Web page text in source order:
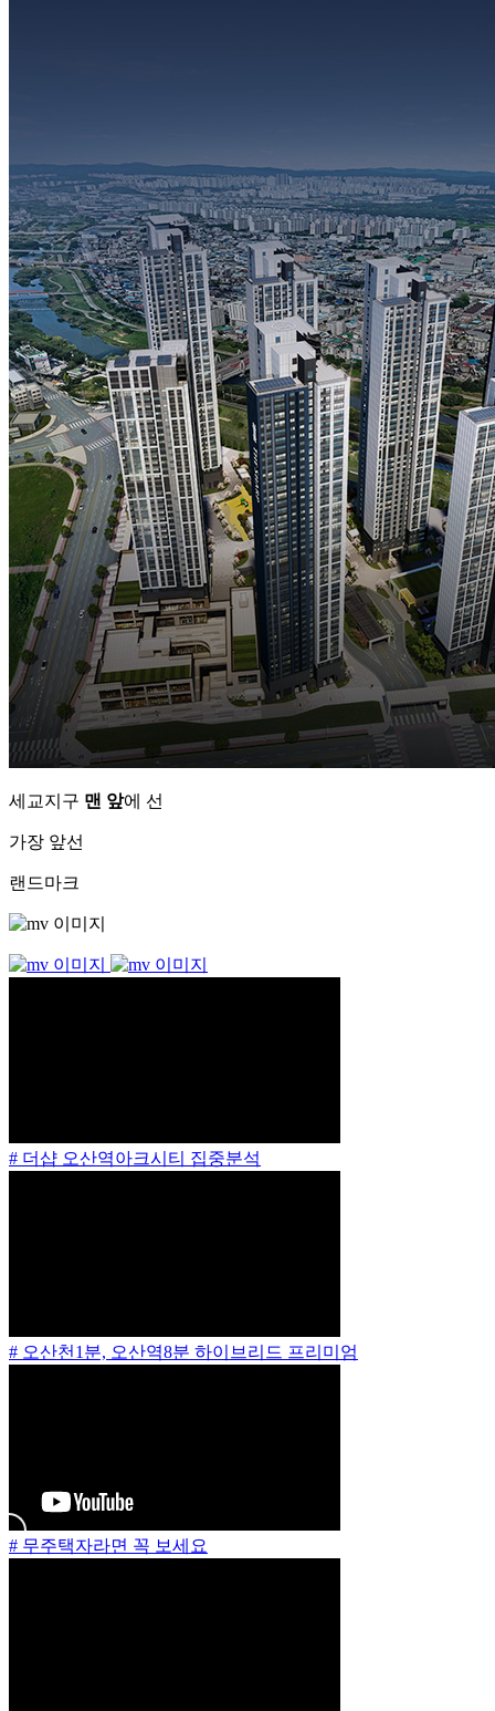
세교지구 맨 앞에 선
가장 앞선
랜드마크
# 더샵 오산역아크시티 집중분석
# 오산천1분, 오산역8분 하이브리드 프리미엄
# 무주택자라면 꼭 보세요